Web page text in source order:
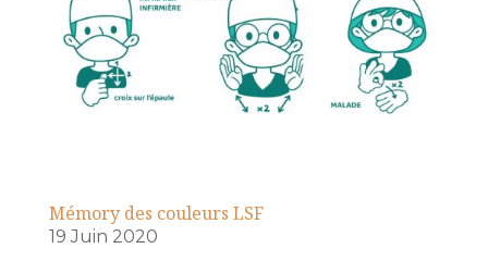
Mémory des couleurs LSF
19 Juin 2020